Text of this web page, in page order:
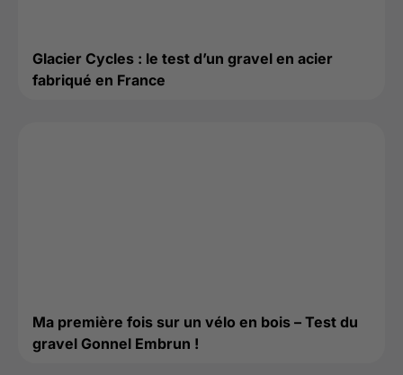
Glacier Cycles : le test d’un gravel en acier
fabriqué en France
Ma première fois sur un vélo en bois – Test du
gravel Gonnel Embrun !